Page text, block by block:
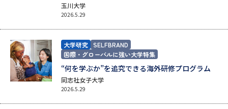
玉川大学
2026.5.29
大学研究 SELFBRAND
国際・グローバルに強い大学特集
“何を学ぶか”を追究できる海外研修プログラム
同志社女子大学
2026.5.29